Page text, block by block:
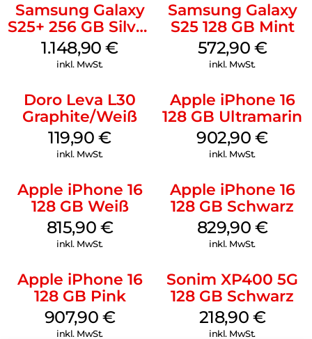
Samsung Galaxy
S25+ 256 GB Silver
Shadow
1.148,90€
inkl. MwSt.
Samsung Galaxy
S25 128 GB Mint
572,90 €
inkl. MwSt.
Doro Leva L30
Graphite/Weiß
119,90€
inkl. MwSt.
Apple iPhone 16
128 GB Ultramarin
902,90€
inkl. MwSt.
Apple iPhone 16
128 GB Weiß
815,90 €
inkl. MwSt.
Apple iPhone 16
128 GB Schwarz
829,90 €
inkl. MwSt.
Apple iPhone 16
128 GB Pink
907,90 €
inkl. MwSt.
Sonim XP400 5G
128 GB Schwarz
218,90 €
inkl. MwSt.